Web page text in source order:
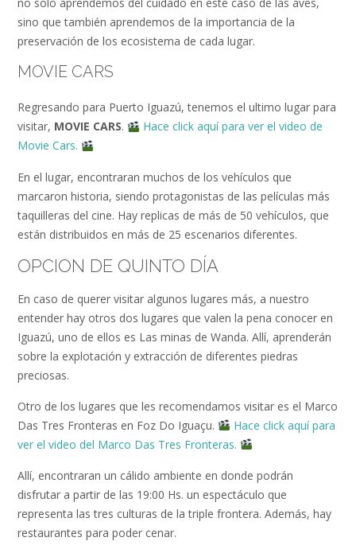
sino que también aprendemos de la importancia de la
preservación de los ecosistema de cada lugar.
MOVIE CARS
Regresando para Puerto Iguazú, tenemos el ultimo lugar para
visitar, MOVIE CARS.
Hace click aquí para ver el video de
Movie Cars.
En el lugar, encontraran muchos de los vehículos que
marcaron historia, siendo protagonistas de las películas más
taquilleras del cine. Hay replicas de más de 50 vehículos, que
están distribuidos en más de 25 escenarios diferentes.
OPCION DE QUINTO DÍA
En caso de querer visitar algunos lugares más, a nuestro
entender hay otros dos lugares que valen la pena conocer en
Iguazú, uno de ellos es Las minas de Wanda. Allí, aprenderán
sobre la explotación y extracción de diferentes piedras
preciosas.
Otro de los lugares que les recomendamos visitar es el Marco
Das Tres Fronteras en Foz Do Iguaçu.
Hace click aquí para
ver el video del Marco Das Tres Fronteras.
Allí, encontraran un cálido ambiente en donde podrán
disfrutar a partir de las 19:00 Hs. un espectáculo que
representa las tres culturas de la triple frontera. Además, hay
restaurantes para poder cenar.